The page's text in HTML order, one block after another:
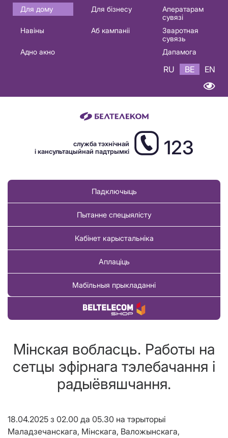
Основная
навигация
Для дому Для бізнесу
Аператарам
сувязі
Навіны
Аб кампаніі
Зваротная
сувязь
Адно акно
Дапамога
RU BE EN
служба тэхнічнай
і кансультацыйнай падтрымкі
123
Падключыць
Пытанне спецыялісту
Кабінет карыстальніка
Аплаціць
Мабільныя прыкладанні
Купіць тавар
Мінская вобласць. Работы на
сетцы эфірнага тэлебачання і
радыёвяшчання.
18.04.2025 з 02.00 да 05.30 на тэрыторыі
Маладзечанскага, Мінскага, Валожынскага,